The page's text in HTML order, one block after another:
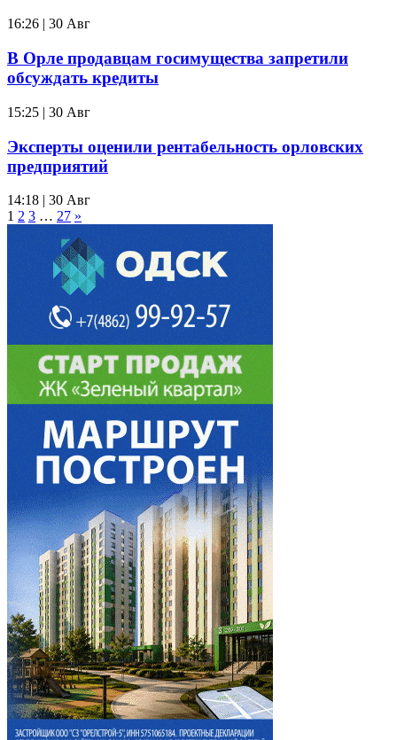
16:26 | 30 Авг
В Орле продавцам госимущества запретили
обсуждать кредиты
15:25 | 30 Авг
Эксперты оценили рентабельность орловских
предприятий
14:18 | 30 Авг
1 2 3 … 27 »